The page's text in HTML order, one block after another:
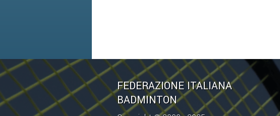
FEDERAZIONE ITALIANA
BADMINTON